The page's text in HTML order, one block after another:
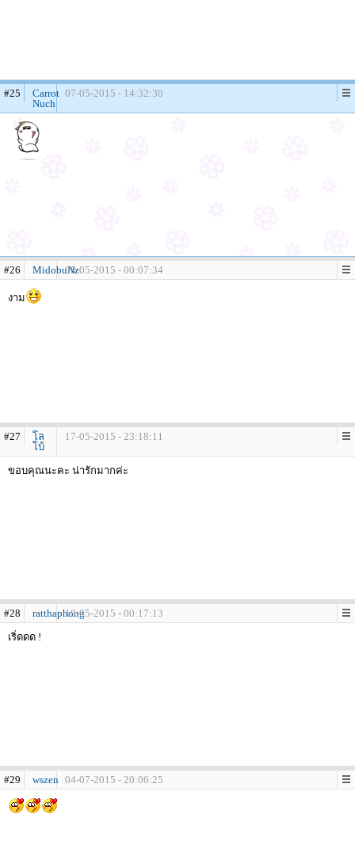
#25
Carrot
Nuch
07-05-2015 - 14:32:30
#26 MidobuNz08-05-2015 - 00:07:34
งาม
#27
โล
โบ้
17-05-2015 - 23:18:11
ขอบคุณนะคะ น่ารักมากค่ะ
#28 ratthaphong19-05-2015 - 00:17:13
เริ่ดดด !
#29 wszen 04-07-2015 - 20:06:25